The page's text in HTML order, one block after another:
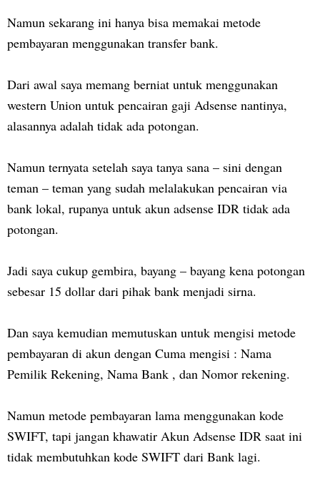
Namun sekarang ini hanya bisa memakai metode
pembayaran menggunakan transfer bank.
Dari awal saya memang berniat untuk menggunakan
western Union untuk pencairan gaji Adsense nantinya,
alasannya adalah tidak ada potongan.
Namun ternyata setelah saya tanya sana – sini dengan
teman – teman yang sudah melalakukan pencairan via
bank lokal, rupanya untuk akun adsense IDR tidak ada
potongan.
Jadi saya cukup gembira, bayang – bayang kena potongan
sebesar 15 dollar dari pihak bank menjadi sirna.
Dan saya kemudian memutuskan untuk mengisi metode
pembayaran di akun dengan Cuma mengisi : Nama
Pemilik Rekening, Nama Bank , dan Nomor rekening.
Namun metode pembayaran lama menggunakan kode
SWIFT, tapi jangan khawatir Akun Adsense IDR saat ini
tidak membutuhkan kode SWIFT dari Bank lagi.